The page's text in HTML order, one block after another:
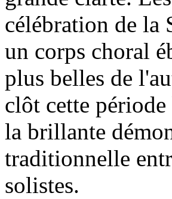
célébration de la
un corps choral
plus belles de
clôt cette
la brillante
traditionnelle
solistes.